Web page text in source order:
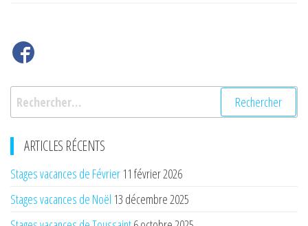
Rechercher :
ARTICLES RÉCENTS
Stages vacances de Février 11 février 2026
Stages vacances de Noël 13 décembre 2025